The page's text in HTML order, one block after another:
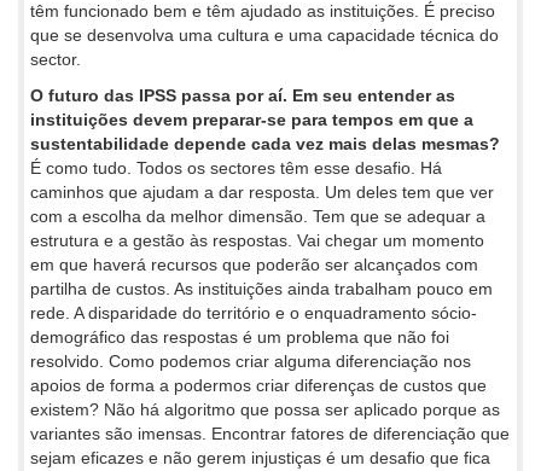
têm funcionado bem e têm ajudado as instituições. É preciso
que se desenvolva uma cultura e uma capacidade técnica do
sector.
O futuro das IPSS passa por aí. Em seu entender as
instituições devem preparar-se para tempos em que a
sustentabilidade depende cada vez mais delas mesmas?
É como tudo. Todos os sectores têm esse desafio. Há
caminhos que ajudam a dar resposta. Um deles tem que ver
com a escolha da melhor dimensão. Tem que se adequar a
estrutura e a gestão às respostas. Vai chegar um momento
em que haverá recursos que poderão ser alcançados com
partilha de custos. As instituições ainda trabalham pouco em
rede. A disparidade do território e o enquadramento sócio-
demográfico das respostas é um problema que não foi
resolvido. Como podemos criar alguma diferenciação nos
apoios de forma a podermos criar diferenças de custos que
existem? Não há algoritmo que possa ser aplicado porque as
variantes são imensas. Encontrar fatores de diferenciação que
sejam eficazes e não gerem injustiças é um desafio que fica